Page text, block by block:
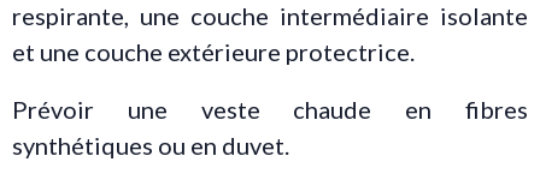
respirante, une couche intermédiaire isolante
et une couche extérieure protectrice.
Prévoir une veste chaude en fibres
synthétiques ou en duvet.